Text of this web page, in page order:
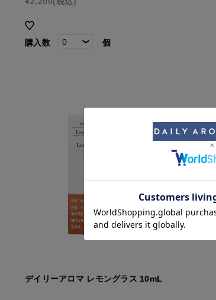
購入数 個
デイリーアロマ レモングラス 10mL